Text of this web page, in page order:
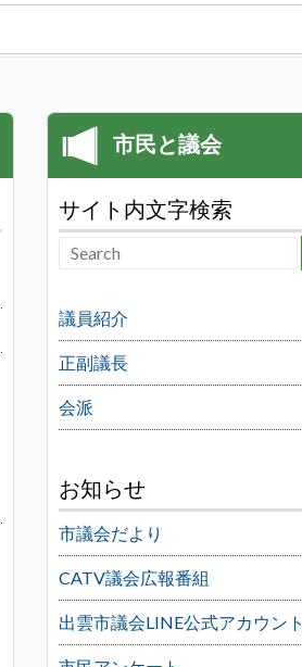
サイト内文字検索
議員紹介
正副議長
会派
お知らせ
市議会だより
CATV議会広報番組
出雲市議会LINE公式アカウント